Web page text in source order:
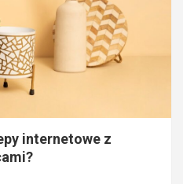
internetowe z